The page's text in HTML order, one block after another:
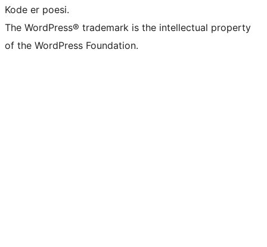
Kode er poesi.
The WordPress® trademark is the intellectual property
of the WordPress Foundation.